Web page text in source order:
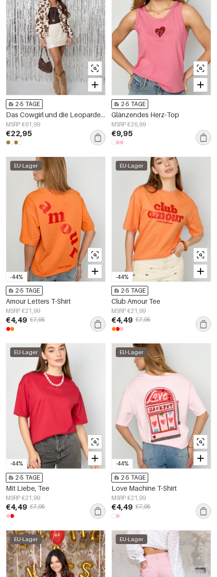
2-5 TAGE
Das Cowgirl und die Leopardenjeans lieben
MSRP €61,99
€22,95
2-5 TAGE
Glänzendes Herz-Top
MSRP €26,99
€9,95
-44%
EU-Lager
2-5 TAGE
Amour Letters T-Shirt
MSRP €21,99
€4,49 €7,95
-44%
EU-Lager
2-5 TAGE
Club Amour Tee
MSRP €21,99
€4,49 €7,95
-44%
EU-Lager
2-5 TAGE
Mit Liebe, Tee
MSRP €21,99
€4,49 €7,95
-44%
EU-Lager
2-5 TAGE
Love Machine T-Shirt
MSRP €21,99
€4,49 €7,95
EU-Lager EU-Lager